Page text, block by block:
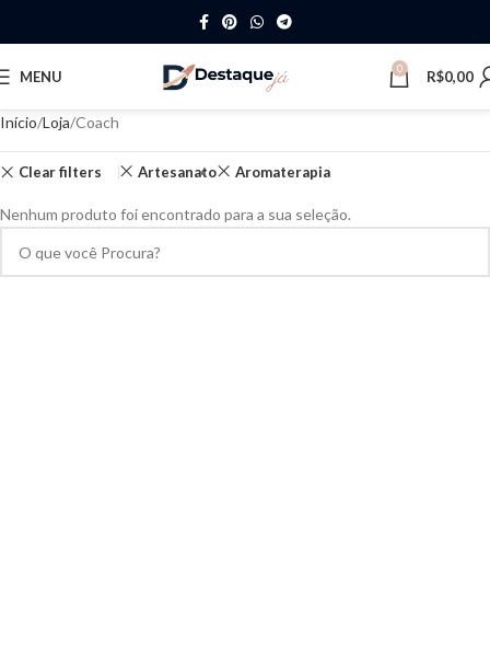
MENU 0 R$0,00
Início Loja Coach
Clear filters Artesanato Aromaterapia
Nenhum produto foi encontrado para a sua seleção.